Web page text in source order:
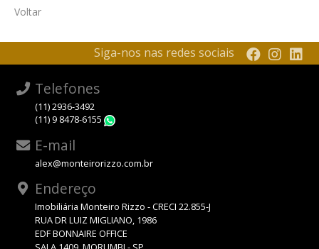
Voltar
Siga-nos nas redes sociais
Telefones
(11) 2936-3492
(11) 9 8478-6155
E-mail
alex@monteirorizzo.com.br
Endereço
Imobiliária Monteiro Rizzo - CRECI 22.855-J
RUA DR LUIZ MIGLIANO, 1986
EDF BONNAIRE OFFICE